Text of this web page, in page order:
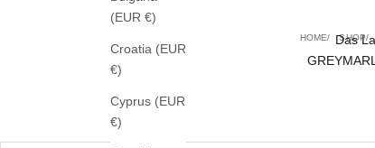
(EUR €)
Croatia (EUR
€)
Cyprus (EUR
€)
HOME SHOP
Das